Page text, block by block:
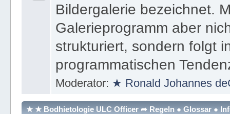
Bildergalerie bezeichnet.
Galerieprogramm aber
strukturiert, sondern folgt
programmatischen
Moderator: ★ Ronald Johannes
★ ★ Bodhietologie ULC Officer ➦ Regeln ● Glossar ●